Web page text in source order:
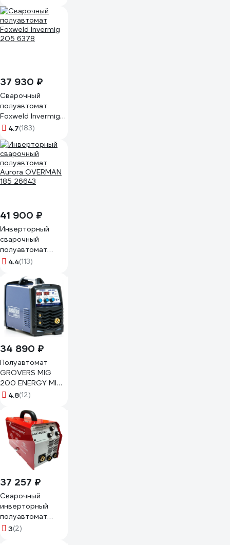
41391
37 930 ₽
Сварочный
полуавтомат
Foxweld Invermig
205 6378
4.7(183)
41 900 ₽
Инверторный
сварочный
полуавтомат
Aurora OVERMAN
4.4(113)
34 890 ₽
Полуавтомат
GROVERS MIG
200 ENERGY MIG-
250I
4.8(12)
37 257 ₽
Сварочный
инверторный
полуавтомат
Профессионал
3(2)